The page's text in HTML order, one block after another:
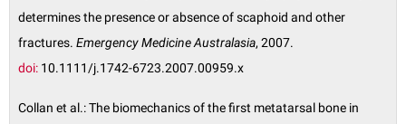
determines the presence or absence of scaphoid and other
fractures. Emergency Medicine Australasia, 2007.
doi: 10.1111/j.1742-6723.2007.00959.x
Collan et al.: The biomechanics of the first metatarsal bone in